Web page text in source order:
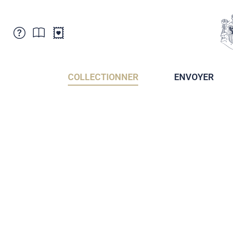
Points de vente
AbonnementCOLLECTIONNER ENVOYER